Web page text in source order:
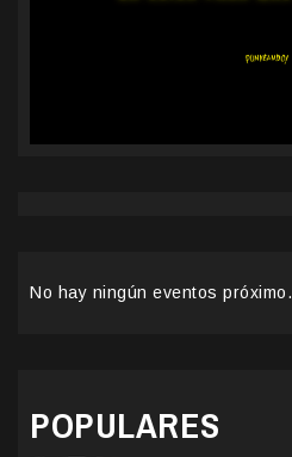
No hay ningún eventos próximo.
POPULARES